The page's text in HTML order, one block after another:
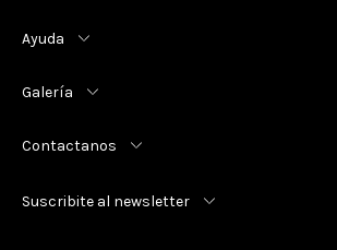
Ayuda
Galería
Contactanos
Suscribite al newsletter